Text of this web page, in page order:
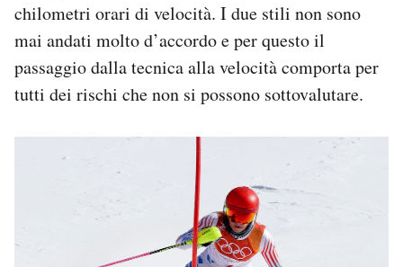
chilometri orari di velocità. I due stili non sono
mai andati molto d’accordo e per questo il
passaggio dalla tecnica alla velocità comporta per
tutti dei rischi che non si possono sottovalutare.